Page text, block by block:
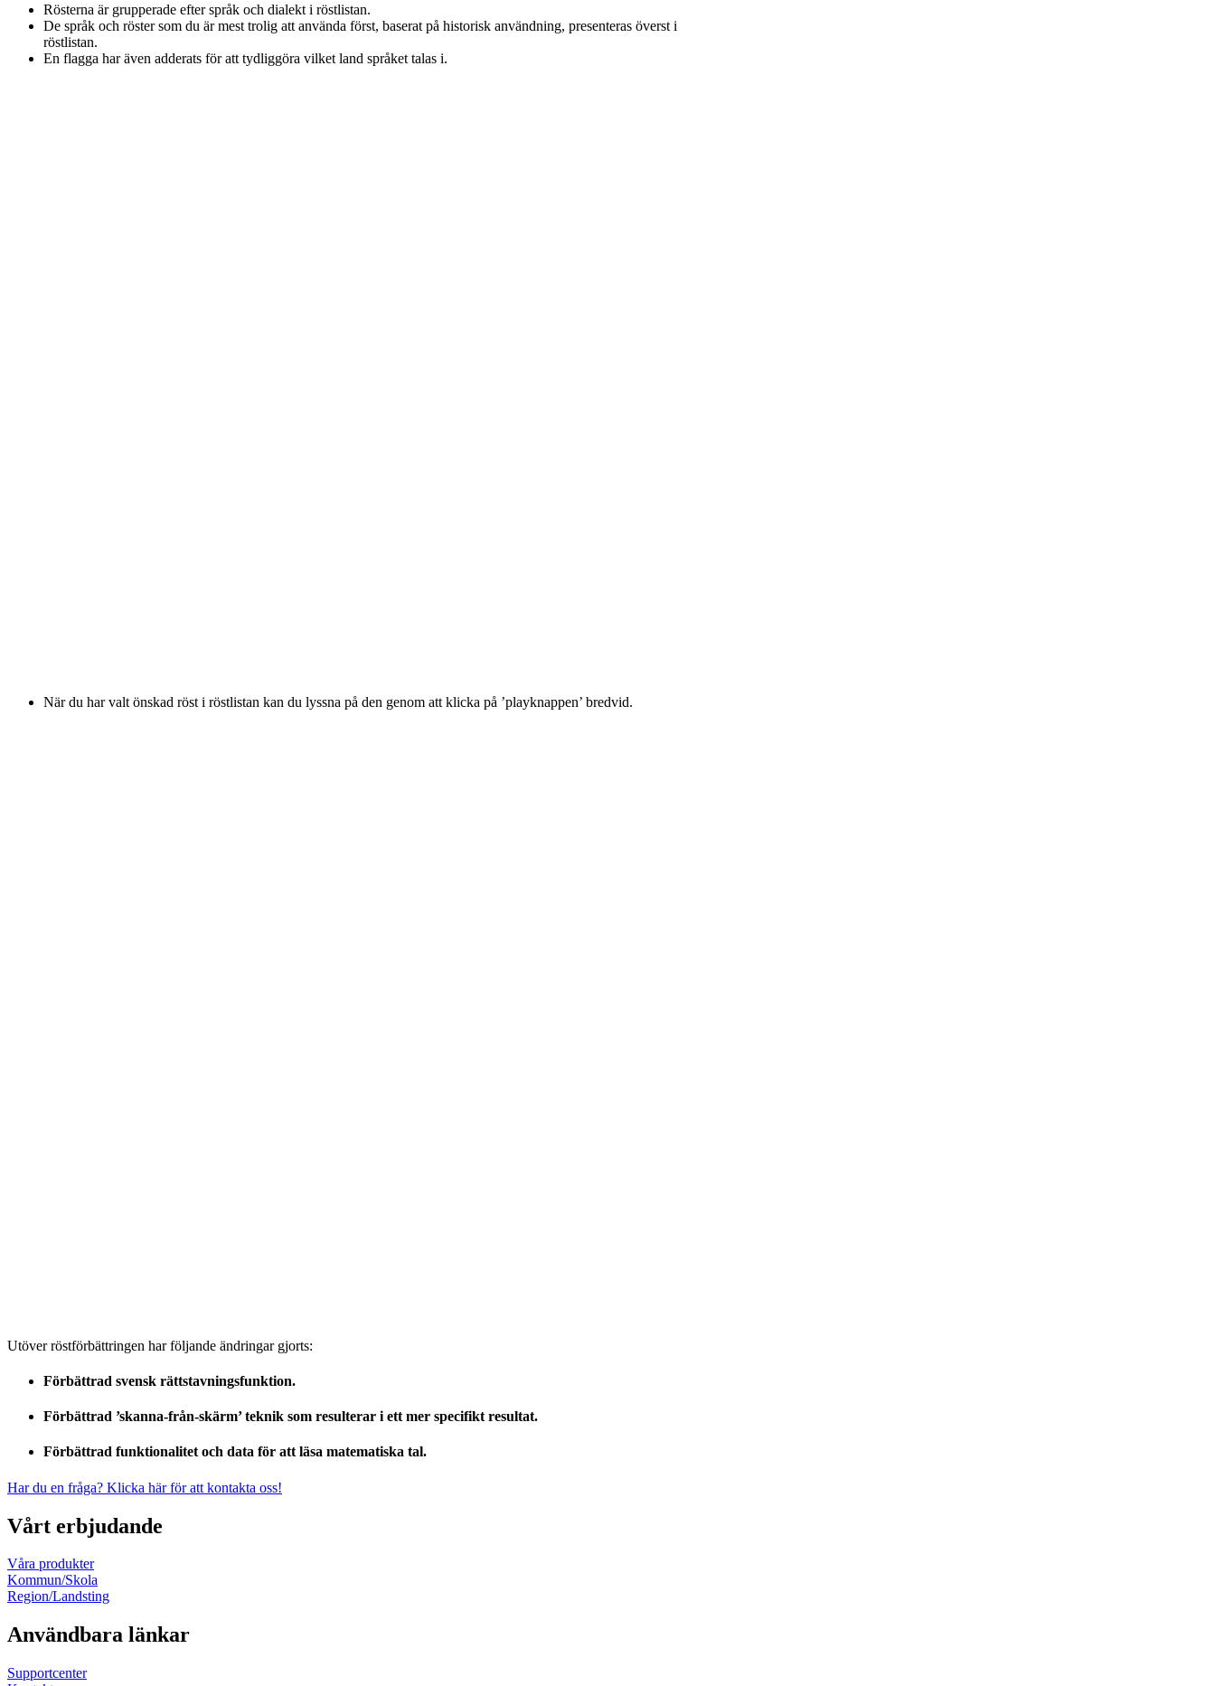
Rösterna är grupperade efter språk och dialekt i röstlistan.
De språk och röster som du är mest trolig att använda först, baserat på historisk användning, presenteras överst i
röstlistan.
En flagga har även adderats för att tydliggöra vilket land språket talas i.
När du har valt önskad röst i röstlistan kan du lyssna på den genom att klicka på ’playknappen’ bredvid.
Utöver röstförbättringen har följande ändringar gjorts:
Förbättrad svensk rättstavningsfunktion.
Förbättrad ’skanna-från-skärm’ teknik som resulterar i ett mer specifikt resultat.
Förbättrad funktionalitet och data för att läsa matematiska tal.
Har du en fråga? Klicka här för att kontakta oss!
Vårt erbjudande
Våra produkter
Kommun/Skola
Region/Landsting
Användbara länkar
Supportcenter